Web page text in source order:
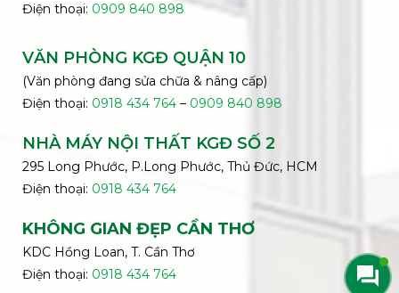
Điện thoại: 0909 840 898
VĂN PHÒNG KGĐ QUẬN 10
(Văn phòng đang sửa chữa & nâng cấp)
Điện thoại: 0918 434 764 – 0909 840 898
NHÀ MÁY NỘI THẤT KGĐ SỐ 2
295 Long Phước, P.Long Phước, Thủ Đức, HCM
Điện thoại: 0918 434 764
KHÔNG GIAN ĐẸP CẦN THƠ
KDC Hồng Loan, T. Cần Thơ
Điện thoại: 0918 434 764